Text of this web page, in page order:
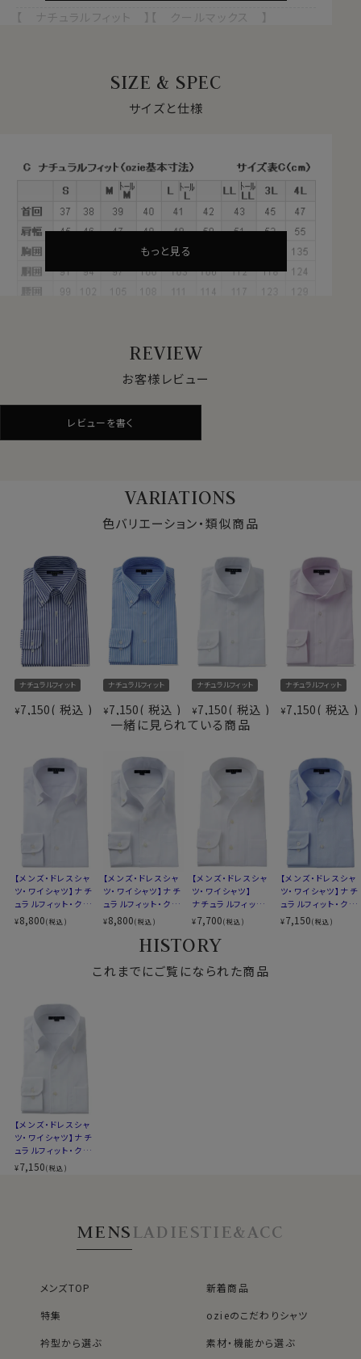
【 ナチュラルフィット 】【 クールマックス 】
【 第一ボタン無し 】【 長袖 】
・汗や水分を吸い上げ、蒸発させる吸水速乾のドライ素材
・衣服内をドライに保ち、日常の快適な着心地をサポート
・シワになりにくい形態安定
・綿素材をブレンドすることで、自然な風合いを感じる素
材
これらの特長を備えた素材が、綿混のクールマックス®フ
●ナチュラルな着用感を大切にした快適ドライ素材
汗や蒸れを発散させる吸水速乾素材に、綿をブレンド。綿
素材ならではの風合いをプラス。
ドライ感を保ちながらも、ナチュラルな素材感が特長で
す。
また着用時だけでなく、洗濯後の乾きが早いのもドライ
機能のメリットです。
●形態安定でお手入れ楽
綿とポリエステルの混紡素材は、もともと洗濯後のお手
入れがしやすい特性を持っていますが、さらに形態安定
加工を施しています。
洗濯後もしわが残りにくく、しわが気になる場合でも簡
単なアイロンがけでご着用いただけます。
また、ソフト感や素材感を引き立てるため特殊処理を施
したうえで形態安定加工を行っています。
その結果、吸水速乾性に加え、光沢感・ソフト感にも優
質なシャツに仕上がっています。
100％再生ペットボトル素材から作られたクールマック
ス®エコメイド・ファイバーを使用。
ドライで快適な着心地を提供するとともに、環境にも配
慮したサスティナブル素材です。
●素材の違いで選ぶクールマックスシャツ
綿素材の風合いを活かしつつ、綿100％よりもシワになり
にくいバランス型素材です。
ファブリック
シワになりにくい高い形態安定性と温調の高機能が特長
です。
ポリエステル100％・クールマックスはこちら→
うに縫い目がなく、1枚の生地でつながって出来ている、
衿開きのいいノーネクタイ専用シャツ。
ます。
SIZE & SPEC
サイズと仕様
仕様表
素材
綿65％・ポリエステル35％
ドライ加工(吸湿速乾素材＝
COOLMAX®ファブリック)
素材名
イタリアンカラー(ワンピースカラー)
スキッパータイプ
ボタンダウン
前立て
裏前立て
後身頃
バックダーツ入り
ポケット
ポケットあり
柄
織柄無地
ラウンドカット
アジャスタブル
コンバーチブルカフス
後5.0cm
サイズC
ください
▼ナチュラルフィットとは？
後ろ身頃にダーツを入れて、ウエスト部分をやや絞ったス
タイルです。
着心地を考え、細いだけのシャツとは一線を画したつくり
になっています。
は絞りを若干ゆるくしております。 細さを気にせず一般的
もっと見る
REVIEW
お客様レビュー
レビューを書く
VARIATIONS
色バリエーション・類似商品
ナチュラルフィット
¥7,150 税込
ナチュラルフィット
¥7,150 税込
ナチュラルフィット
¥7,150 税込
ナチュラルフィット
¥7,150 税込
一緒に見られている商品
【メンズ・ドレスシャ
ツ・ワイシャツ】ナチ
ュラルフィット・クー
ルマックス・オールシ
ーズン・ドライ・形態
¥8,800(税込)
【メンズ・ドレスシャ
ツ・ワイシャツ】ナチ
ュラルフィット・クー
ルマックス・オールシ
ーズン・ドライ・形態
安定・オックスフォー
ド・イタリアンカラ
ー・ボタンダウン・ス
キッパー・第一ボタ
¥8,800(税込)
【メンズ・ドレスシャ
ツ・ワイシャツ】
ナチュラルフィット・
プレミアムコットン・
オックスフォード・形
態安定・綿100%・
イタリアンカラー・
ボタンダウン・スキッ
パー・第一ボタン無
¥7,700(税込)
【メンズ・ドレスシャ
ツ・ワイシャツ】ナチ
ュラルフィット・クー
ルマックス・ドライ・
形態安定・イタリア
¥7,150(税込)
HISTORY
これまでにご覧になられた商品
【メンズ・ドレスシャ
ツ・ワイシャツ】ナチ
ュラルフィット・クー
ルマックス・ドライ・
形態安定・イタリア
¥7,150(税込)
MENSLADIESTIE&ACC
メンズTOP
新着商品
特集
ozieのこだわりシャツ
衿型から選ぶ
素材・機能から選ぶ